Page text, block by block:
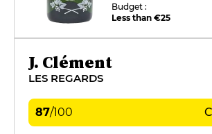
Budget :
Less than €25
J. Clément
LES REGARDS
87/100